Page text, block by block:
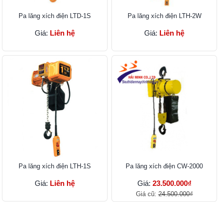
Pa lăng xích điện LTD-1S
Giá: Liên hệ
Pa lăng xích điện LTH-2W
Giá: Liên hệ
Pa lăng xích điện LTH-1S
Giá: Liên hệ
Pa lăng xích điện CW-2000
Giá: 23.500.000₫
Giá cũ:24.500.000₫